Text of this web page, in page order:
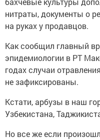
нитраты, документы о
на руках у продавцов.
Как сообщил главный
эпидемиологии в РТ
годах случаи
не зафиксированы.
Кстати, арбузы в наш
Узбекистана,
Но все же если